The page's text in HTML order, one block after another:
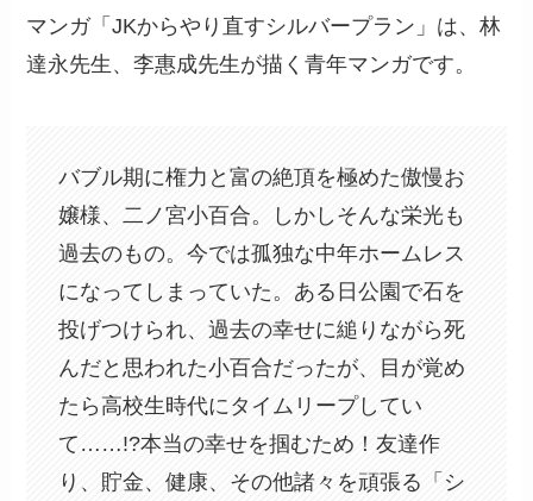
マンガ「JKからやり直すシルバープラン」は、林
達永先生、李惠成先生が描く青年マンガです。
バブル期に権力と富の絶頂を極めた傲慢お
嬢様、二ノ宮小百合。しかしそんな栄光も
過去のもの。今では孤独な中年ホームレス
になってしまっていた。ある日公園で石を
投げつけられ、過去の幸せに縋りながら死
んだと思われた小百合だったが、目が覚め
たら高校生時代にタイムリープしてい
て……!?本当の幸せを掴むため！友達作
り、貯金、健康、その他諸々を頑張る「シ